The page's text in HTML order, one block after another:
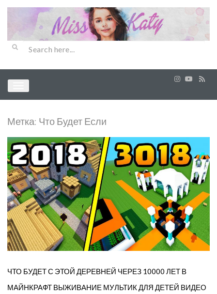
Метка: Что Будет Если
ЧТО БУДЕТ С ЭТОЙ ДЕРЕВНЕЙ ЧЕРЕЗ 10000 ЛЕТ В
МАЙНКРАФТ ВЫЖИВАНИЕ МУЛЬТИК ДЛЯ ДЕТЕЙ ВИДЕО